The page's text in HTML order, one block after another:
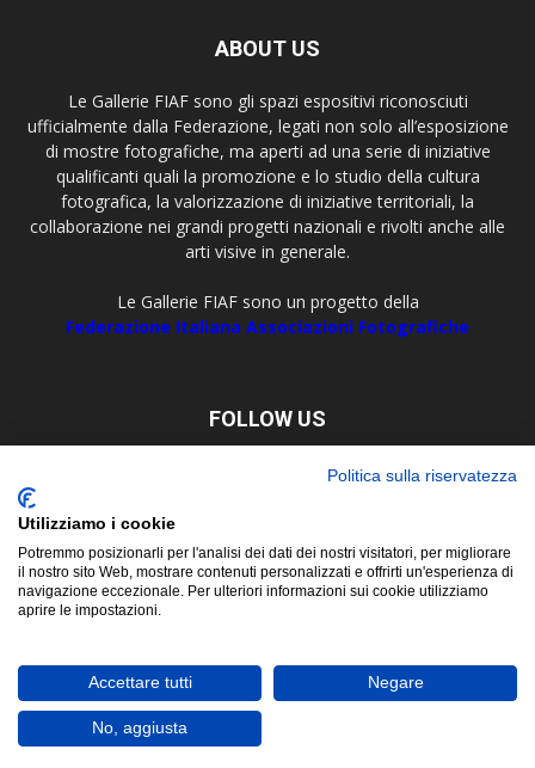
ABOUT US
Le Gallerie FIAF sono gli spazi espositivi riconosciuti
ufficialmente dalla Federazione, legati non solo all’esposizione
di mostre fotografiche, ma aperti ad una serie di iniziative
qualificanti quali la promozione e lo studio della cultura
fotografica, la valorizzazione di iniziative territoriali, la
collaborazione nei grandi progetti nazionali e rivolti anche alle
arti visive in generale.
Le Gallerie FIAF sono un progetto della
Federazione Italiana Associazioni Fotografiche
FOLLOW US
© Copyright 2019 ©FIAF - Federazione Italiana Associazioni
Fotografiche
Corso San Martino, 8 - 10122 Torino Tel. +39 011 5629479 P. Iva e C.F.
02657450017
Politica sulla riservatezza
Utilizziamo i cookie
Potremmo posizionarli per l'analisi dei dati dei nostri visitatori, per migliorare
il nostro sito Web, mostrare contenuti personalizzati e offrirti un'esperienza di
navigazione eccezionale. Per ulteriori informazioni sui cookie utilizziamo
aprire le impostazioni.
Accettare tutti Negare
No, aggiusta